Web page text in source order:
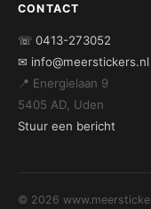
CONTACT
☏ 0413-273052
✉ info@meerstickers.nl
📍 Energielaan 9
5405 AD, Uden
Stuur een bericht
© 2026